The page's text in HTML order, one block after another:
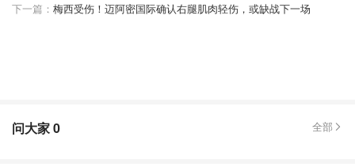
下一篇： 梅西受伤！迈阿密国际确认右腿肌肉轻伤，或缺战下一场
问大家0 全部